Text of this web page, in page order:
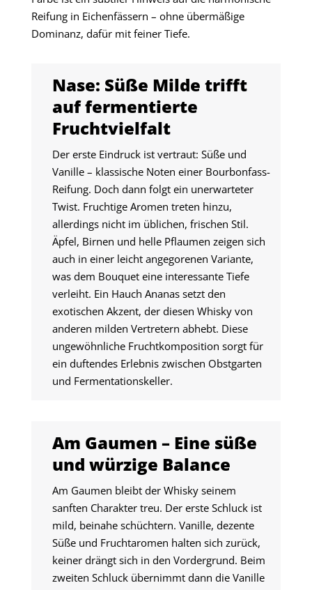
Reifung in Eichenfässern – ohne übermäßige
Dominanz, dafür mit feiner Tiefe.
Nase: Süße Milde trifft
auf fermentierte
Fruchtvielfalt
Der erste Eindruck ist vertraut: Süße und
Vanille – klassische Noten einer Bourbonfass-
Reifung. Doch dann folgt ein unerwarteter
Twist. Fruchtige Aromen treten hinzu,
allerdings nicht im üblichen, frischen Stil.
Äpfel, Birnen und helle Pflaumen zeigen sich
auch in einer leicht angegorenen Variante,
was dem Bouquet eine interessante Tiefe
verleiht. Ein Hauch Ananas setzt den
exotischen Akzent, der diesen Whisky von
anderen milden Vertretern abhebt. Diese
ungewöhnliche Fruchtkomposition sorgt für
ein duftendes Erlebnis zwischen Obstgarten
und Fermentationskeller.
Am Gaumen – Eine süße
und würzige Balance
Am Gaumen bleibt der Whisky seinem
sanften Charakter treu. Der erste Schluck ist
mild, beinahe schüchtern. Vanille, dezente
Süße und Fruchtaromen halten sich zurück,
keiner drängt sich in den Vordergrund. Beim
zweiten Schluck übernimmt dann die Vanille